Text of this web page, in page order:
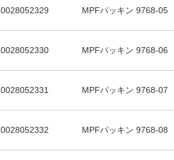
0028052329 MPFパッキン 9768-05
0028052330 MPFパッキン 9768-06
0028052331 MPFパッキン 9768-07
0028052332 MPFパッキン 9768-08